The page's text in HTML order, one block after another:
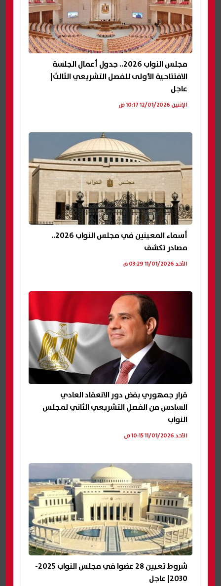
مجلس النواب 2026.. جدول أعمال الجلسة
الافتتاحية الأولى للفصل التشريعي الثالث|
عاجل
الإثنين 12/01/2026 10:17 ص
أسماء المعينين في مجلس النواب 2026..
مصادر تكشف
الأحد 11/01/2026 03:29 م
قرار جمهوري بفض دور الانعقاد العادي
السادس من الفصل التشريعي الثاني لمجلس
النواب
الأحد 11/01/2026 10:15 ص
شروط تعيين 28 عضوا في مجلس النواب 2025-
2030| عاجل